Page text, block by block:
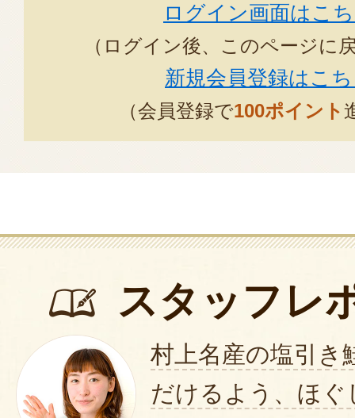
ログイン画面はこ
（ログイン後、このページに
新規会員登録はこ
（会員登録で100ポイント
スタッフレ
村上名産の塩引き
だけるよう、ほぐ